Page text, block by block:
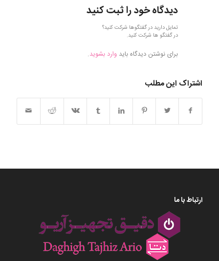
دیدگاه خود را ثبت کنید
تمایل دارید در گفتگوها شرکت کنید؟
در گفتگو ها شرکت کنید.
برای نوشتن دیدگاه باید وارد بشوید.
اشتراک این مطلب
ارتباط با ما